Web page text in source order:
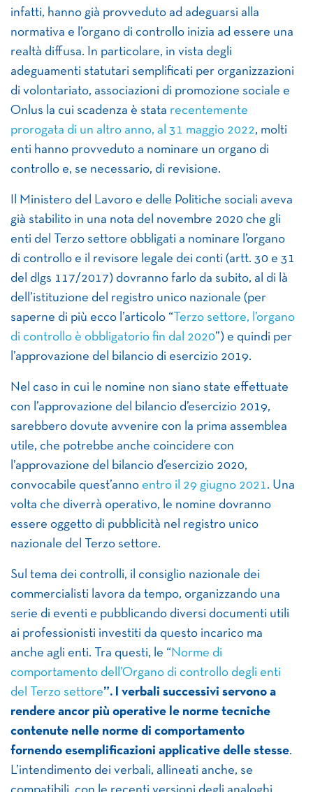
infatti, hanno già provveduto ad adeguarsi alla
normativa e l’organo di controllo inizia ad essere una
realtà diffusa. In particolare, in vista degli
adeguamenti statutari semplificati per organizzazioni
di volontariato, associazioni di promozione sociale e
Onlus la cui scadenza è stata recentemente
prorogata di un altro anno, al 31 maggio 2022, molti
enti hanno provveduto a nominare un organo di
controllo e, se necessario, di revisione.
Il Ministero del Lavoro e delle Politiche sociali aveva
già stabilito in una nota del novembre 2020 che gli
enti del Terzo settore obbligati a nominare l’organo
di controllo e il revisore legale dei conti (artt. 30 e 31
del dlgs 117/2017) dovranno farlo da subito, al di là
dell’istituzione del registro unico nazionale (per
saperne di più ecco l’articolo “ Terzo settore, l’organo
di controllo è obbligatorio fin dal 2020”) e quindi per
l’approvazione del bilancio di esercizio 2019.
Nel caso in cui le nomine non siano state effettuate
con l’approvazione del bilancio d’esercizio 2019,
sarebbero dovute avvenire con la prima assemblea
utile, che potrebbe anche coincidere con
l’approvazione del bilancio d’esercizio 2020,
convocabile quest’anno entro il 29 giugno 2021. Una
volta che diverrà operativo, le nomine dovranno
essere oggetto di pubblicità nel registro unico
nazionale del Terzo settore.
Sul tema dei controlli, il consiglio nazionale dei
commercialisti lavora da tempo, organizzando una
serie di eventi e pubblicando diversi documenti utili
ai professionisti investiti da questo incarico ma
anche agli enti. Tra questi, le “ Norme di
comportamento dell’Organo di controllo degli enti
del Terzo settore”. I verbali successivi servono a
rendere ancor più operative le norme tecniche
contenute nelle norme di comportamento
fornendo esemplificazioni applicative delle stesse.
L’intendimento dei verbali, allineati anche, se